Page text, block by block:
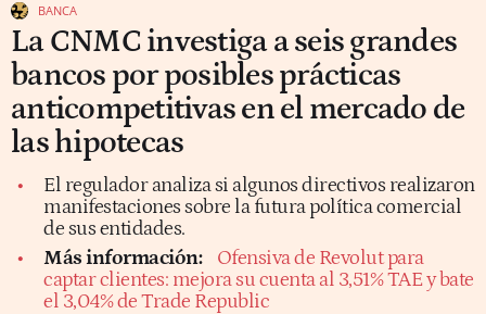
BANCA
La CNMC investiga a seis grandes
bancos por posibles prácticas
anticompetitivas en el mercado de
las hipotecas
El regulador analiza si algunos directivos realizaron
manifestaciones sobre la futura política comercial
de sus entidades.
Más información:
Ofensiva de Revolut para
captar clientes: mejora su cuenta al 3,51% TAE y bate
el 3,04% de Trade Republic